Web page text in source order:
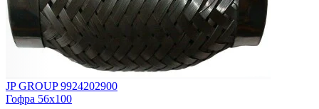
JP GROUP 9924202900
Гофра 56x100